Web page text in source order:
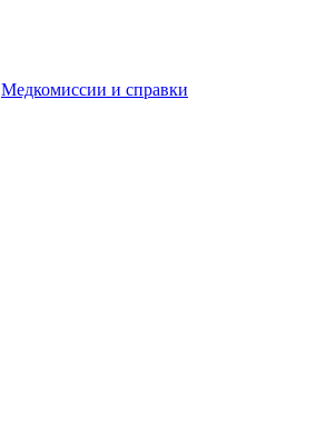
Медкомиссии и справки